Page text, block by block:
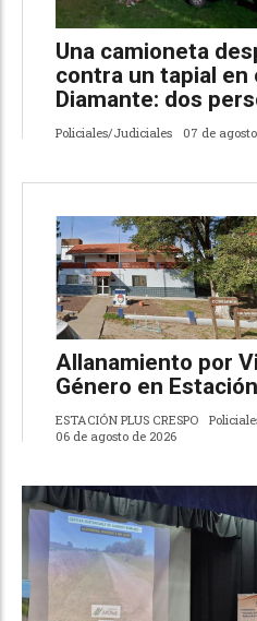
Una camioneta
contra un tapial en
Diamante: dos
Policiales/Judiciales 07 de
Allanamiento por
Género en
ESTACIÓN PLUS CRESPO
06 de agosto de 2026